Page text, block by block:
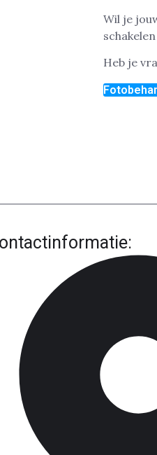
Wil je
Heb je